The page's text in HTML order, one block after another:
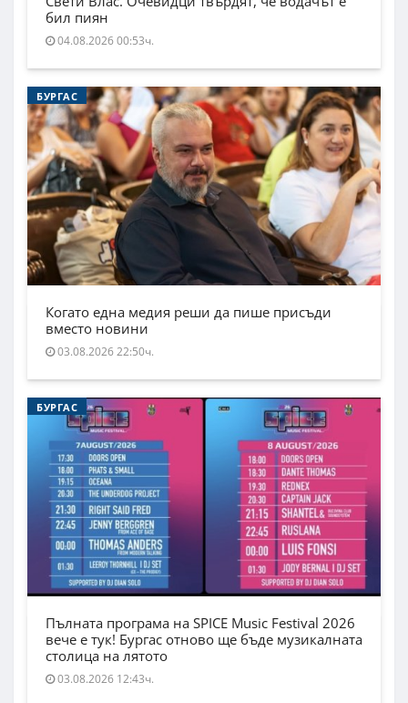
бил пиян
04.08.2026 00:53ч.
БУРГАС
Когато една медия реши да пише присъди
вместо новини
03.08.2026 22:50ч.
БУРГАС
Пълната програма на SPICE Music Festival 2026
вече е тук! Бургас отново ще бъде музикалната
столица на лятото
03.08.2026 12:43ч.